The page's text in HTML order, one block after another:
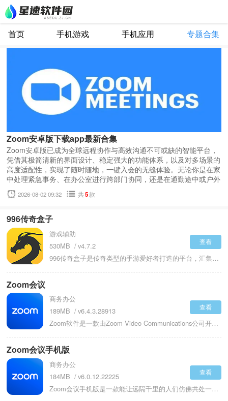
首页 手机游戏 手机应用 专题合集
Zoom安卓版下载app最新合集
Zoom安卓版已成为全球远程协作与高效沟通不可或缺的智能平台，
凭借其极简清新的界面设计、稳定强大的功能体系，以及对多场景的
高度适配性，实现了随时随地，一键入会的无缝体验。无论你是在家
中处理紧急事务、在办公室进行跨部门协同，还是在通勤途中或户外
临时参会，只需一部智能手机或平板设备，即可轻松加入高清视频会
议，不错过任何关键讨论，该版本针对移动设备进行了深度优化，支
有限的情况下，也能保障画面清晰、声音通透、连接稳定，营造出近
乎面对面交流的真实感与沉浸感。
2026-08-02 09:32 共5款
996传奇盒子
游戏辅助
530MB
v4.7.2
996传奇盒子是传奇类型的手游爱好者打造的平台，汇集了海量获得正版授权的传奇手游及各类H5游戏，提供从发现、下载到体验的一站式服务。每日更新游戏资讯、攻略、福利等信息，并有专业推荐帮助玩家筛选高品质的传奇游戏。平台内置高速下载通道，极大缩短等待时间。996传奇盒子还整合安全的账号交易系统、可领取游戏礼包、享有充值折扣的会员特权以及活跃的互动社区，全面满足传奇玩家对游戏下载、充值优惠、装备交易和攻略交流的多项需求。
查看
Zoom会议
商务办公
189MB
v6.4.3.28913
Zoom软件是一款由Zoom Video Communications公司开发的全球知名视频会议软件，覆盖 Windows、macOS、iOS、Android及Web浏览器等全平台。它以高清音视频为核心，适配企业会议、在线教育、远程办公等多元场景，支持多人实时互动、协作演示与会议管理。凭借简洁界面和稳定性能，Zoom成为全球用户首选的在线沟通工具，单场会议最多可容纳1000人参与，为跨国协作与远程沟通提供高效解决方案。用户使用这款软件，不会错过任何的会议内容。
查看
Zoom会议手机版
商务办公
184MB
v6.0.12.22225
Zoom会议手机版是一款能让远隔千里的人们仿佛共处一室的视频会议软件，只需轻轻点击就能开启一场面对面的交流。当您需要紧急召开团队会议时，从聊天群组切换到视频会议室只需三次心跳的时间，参会成员便能陆续出现在屏幕上。无论是五人小组讨论还是百人培训课程，这款软件都能提供恰到好处的会议空间，让每个参会者都能清晰看到演示文档的每个细节。在夜晚视频时软件会自动开启画面增强模式，让昏暗环境中的面容依然清晰可见。会议结束后录制文件会自动生成时间轴标记，方便快速定位重要讨论段落。
查看